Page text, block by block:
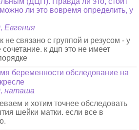
ли это вовремя определить, у
Евгения
не связано с группой и резусом - у
к дцп это не имеет
беременности обследование на
наташа
и хотим точнее обследовать
шейки матки. если все в